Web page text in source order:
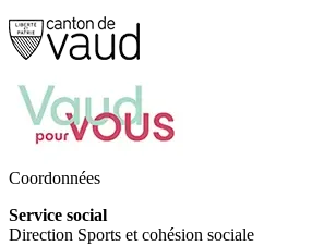
Coordonnées
Service social
Direction Sports et cohésion sociale